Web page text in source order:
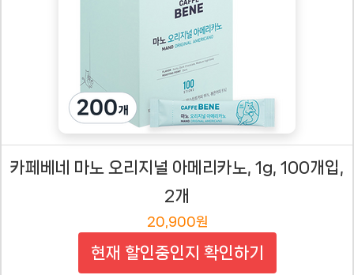
카페베네 마노 오리지널 아메리카노, 1g, 100개입,
2개
20,900원
현재 할인중인지 확인하기